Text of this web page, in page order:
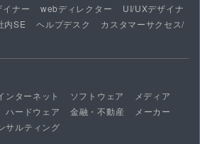
ナー webディレクター
UI/UXデザイナ
内SE ヘルプデスク
カスタマーサクセス/
ンターネット ソフトウェア
メディア
ハードウェア 金融・不動産
メーカー
サルティング